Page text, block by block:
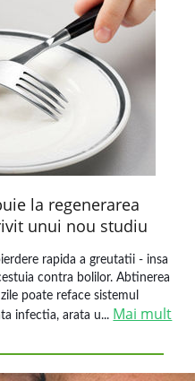
la regenerarea
unui nou studiu
rapida a greutatii - insa
contra bolilor. Abtinerea
poate reface sistemul
infectia, arata u... Mai mult